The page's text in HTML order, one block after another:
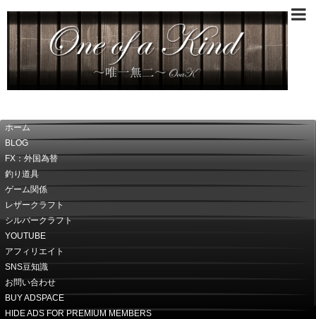
ホーム
BLOG
FX：外国為替
釣り道具
ゲーム関係
レザークラフト
シルバークラフト
YOUTUBE
アフィリエイト
SNS豆知識
お問い合わせ
BUY ADSPACE
HIDE ADS FOR PREMIUM MEMBERS